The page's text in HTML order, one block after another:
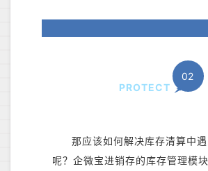
PROTECT
02
那应该如何解决库存清算中
呢？企微宝进销存的库存管理模块